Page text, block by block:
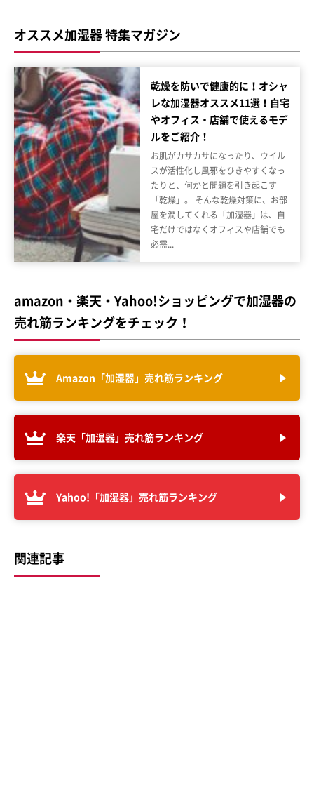
オススメ加湿器 特集マガジン
乾燥を防いで健康的に！オシャ
レな加湿器オススメ11選！自宅
やオフィス・店舗で使えるモデ
ルをご紹介！
お肌がカサカサになったり、ウイル
スが活性化し風邪をひきやすくなっ
たりと、何かと問題を引き起こす
「乾燥」。 そんな乾燥対策に、お部
屋を潤してくれる「加湿器」は、自
宅だけではなくオフィスや店舗でも
必需...
amazon・楽天・Yahoo!ショッピングで加湿器の
売れ筋ランキングをチェック！
Amazon「加湿器」売れ筋ランキング
楽天「加湿器」売れ筋ランキング
Yahoo!「加湿器」売れ筋ランキング
関連記事